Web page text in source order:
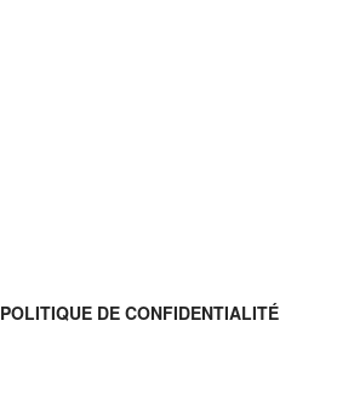
POLITIQUE DE CONFIDENTIALITÉ